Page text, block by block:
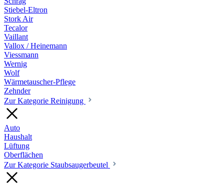
Stiebel-Eltron
Stork Air
Tecalor
Vaillant
Vallox / Heinemann
Viessmann
Wernig
Wolf
Wärmetauscher-Pflege
Zehnder
Zur Kategorie Reinigung
Auto
Haushalt
Lüftung
Oberflächen
Zur Kategorie Staubsaugerbeutel